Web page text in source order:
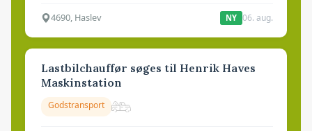
4690, Haslev NY 06. aug.
Lastbilchauffør søges til Henrik Haves
Maskinstation
Godstransport